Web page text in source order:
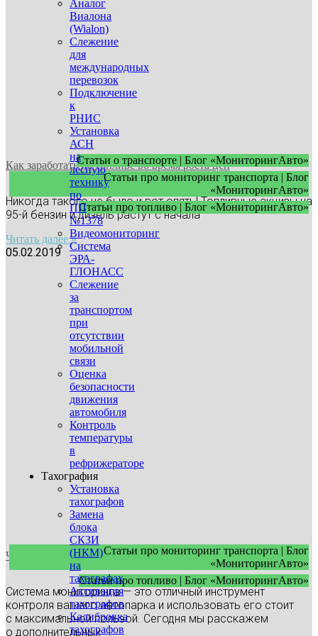
Аналог
Виалона
(Wialon)
Слежение
для
международных
перевозок
Подключение
к
РНИС
Установка
АСН
на
лесную
технику
по
ПП
№1378
Видеомониторинг
Система
ЭРА-
ГЛОНАСС
Слежение
за
транспортом
при
отсутствии
мобильной
связи
Оценка
безопасности
движения
автомобиля
Контроль
температуры
в
рефрижераторе
Тахография
Установка
тахографов
Замена
блока
СКЗИ
(НКМ)
на
тахографах
Активация
тахографов
Калибровка
тахографов
Статьи о транспорте | Блог «МониторингАвто»
Статьи про мониторинг транспорта | Блог
«МониторингАвто»
Статьи про топливо | Блог «МониторингАвто»
Как заработать на топливе во время роста цен
Никогда такого не было и вот опять! Топливные акцизы на
95-й бензин и дизель растут с начала
Читать далее »
05.02.2019
Статьи про мониторинг транспорта | Блог
«МониторингАвто»
Статьи про топливо | Блог «МониторингАвто»
Что еще стоит контролировать? Дополнительные датчики
Система мониторинга — это отличный инструмент
контроля вашего автопарка и использовать его стоит
с максимальной пользой. Сегодня мы расскажем
о дополнительных